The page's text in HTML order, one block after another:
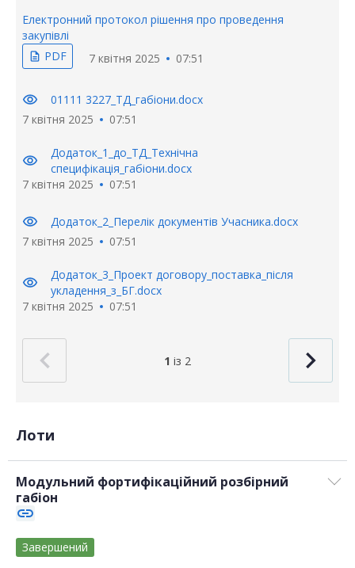
Електронний протокол рішення про проведення
закупівлі
description PDF 7 квітня 2025 07:51
visibility
01111 3227_ТД_габіони.docx
7 квітня 2025
07:51
visibility
Додаток_1_до_ТД_Технічна
специфікація_габіони.docx
7 квітня 2025
07:51
visibility
Додаток_2_Перелік документів Учасника.docx
7 квітня 2025
07:51
visibility
Додаток_3_Проект договору_поставка_після
укладення_з_БГ.docx
7 квітня 2025
07:51
1 із 2
Лоти
Модульний фортифікаційний розбірний
габіон
link
Завершений